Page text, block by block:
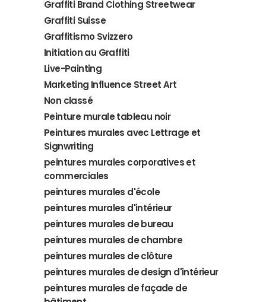
Graffiti Brand Clothing Streetwear
Graffiti Suisse
Graffitismo Svizzero
Initiation au Graffiti
Live-Painting
Marketing Influence Street Art
Non classé
Peinture murale tableau noir
Peintures murales avec Lettrage et
Signwriting
peintures murales corporatives et
commerciales
peintures murales d'école
peintures murales d'intérieur
peintures murales de bureau
peintures murales de chambre
peintures murales de clôture
peintures murales de design d'intérieur
peintures murales de façade de